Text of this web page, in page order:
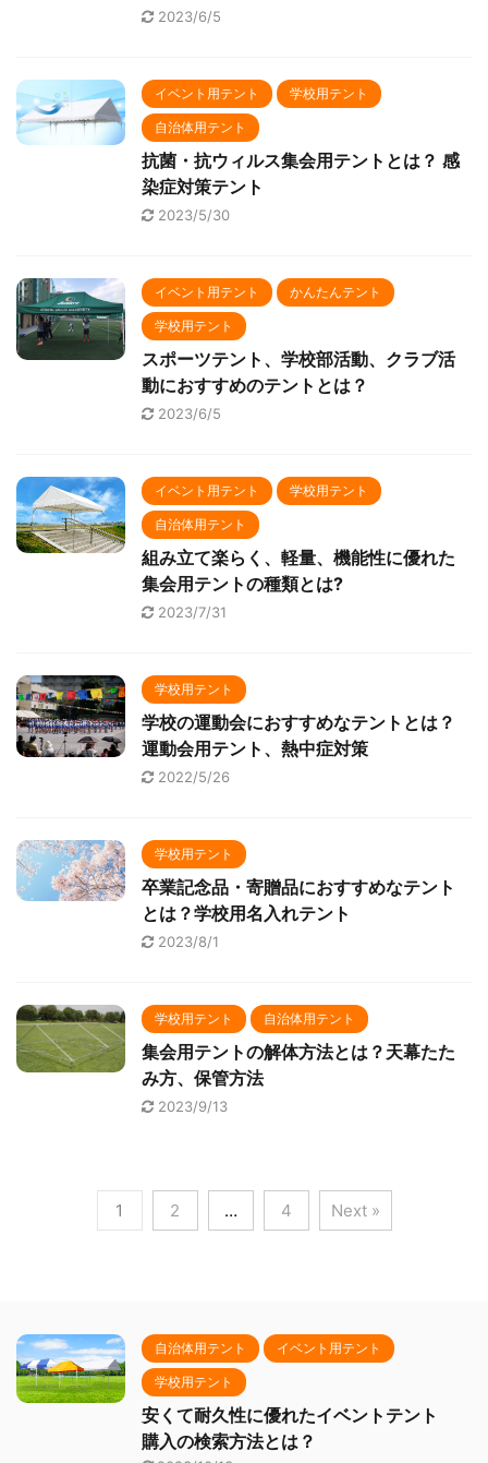
2023/6/5
イベント用テント 学校用テント
自治体用テント
抗菌・抗ウィルス集会用テントとは？ 感
染症対策テント
2023/5/30
イベント用テント かんたんテント
学校用テント
スポーツテント、学校部活動、クラブ活
動におすすめのテントとは？
2023/6/5
イベント用テント 学校用テント
自治体用テント
組み立て楽らく、軽量、機能性に優れた
集会用テントの種類とは?
2023/7/31
学校用テント
学校の運動会におすすめなテントとは？
運動会用テント、熱中症対策
2022/5/26
学校用テント
卒業記念品・寄贈品におすすめなテント
とは？学校用名入れテント
2023/8/1
学校用テント 自治体用テント
集会用テントの解体方法とは？天幕たた
み方、保管方法
2023/9/13
1 2 … 4 Next »
自治体用テント イベント用テント
学校用テント
安くて耐久性に優れたイベントテント
購入の検索方法とは？